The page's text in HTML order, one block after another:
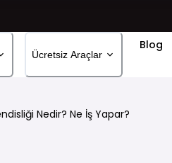
Ücretsiz Araçlar
Blog
Nedir? Ne İş Yapar?